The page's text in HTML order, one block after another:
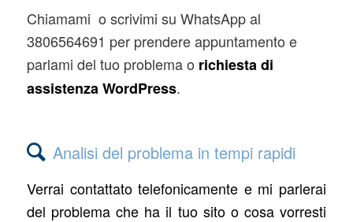
Chiamami o scrivimi su WhatsApp al
3806564691 per prendere appuntamento e
parlami del tuo problema o richiesta di
assistenza WordPress.
Analisi del problema in tempi rapidi
Verrai contattato telefonicamente e mi parlerai
del problema che ha il tuo sito o cosa vorresti